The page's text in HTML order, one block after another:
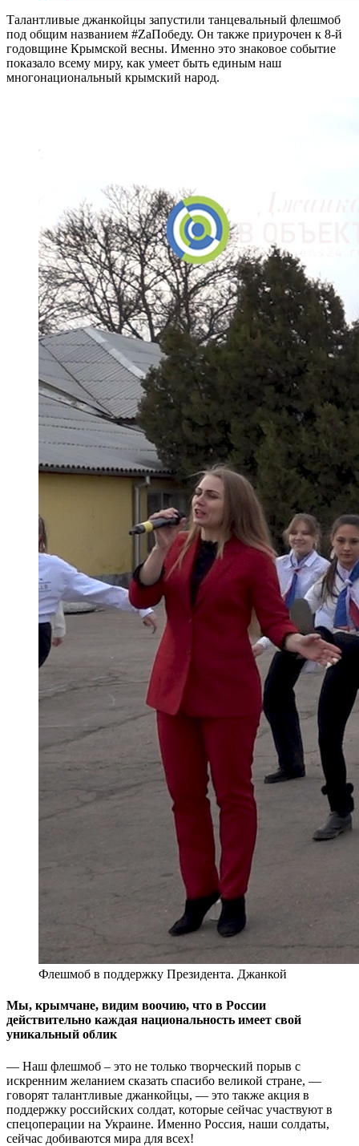
Талантливые джанкойцы запустили танцевальный флешмоб
под общим названием #ZаПобеду. Он также приурочен к 8-й
годовщине Крымской весны. Именно это знаковое событие
показало всему миру, как умеет быть единым наш
многонациональный крымский народ.
Флешмоб в поддержку Президента. Джанкой
Мы, крымчане, видим воочию, что в России
действительно каждая национальность имеет свой
уникальный облик
— Наш флешмоб – это не только творческий порыв с
искренним желанием сказать спасибо великой стране, —
говорят талантливые джанкойцы, — это также акция в
поддержку российских солдат, которые сейчас участвуют в
спецоперации на Украине. Именно Россия, наши солдаты,
сейчас добиваются мира для всех!